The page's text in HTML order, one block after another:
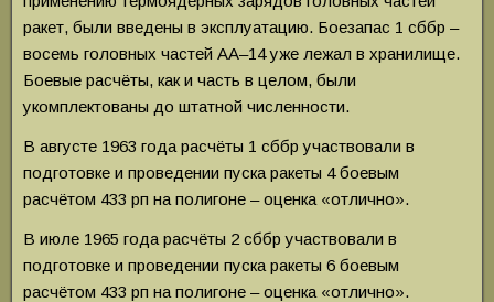
ракет, были введены в эксплуатацию. Боезапас 1 сббр –
восемь головных частей АА–14 уже лежал в хранилище.
Боевые расчёты, как и часть в целом, были
укомплектованы до штатной численности.
В августе 1963 года расчёты 1 сббр участвовали в
подготовке и проведении пуска ракеты 4 боевым
расчётом 433 рп на полигоне – оценка «отлично».
В июле 1965 года расчёты 2 сббр участвовали в
подготовке и проведении пуска ракеты 6 боевым
расчётом 433 рп на полигоне – оценка «отлично».